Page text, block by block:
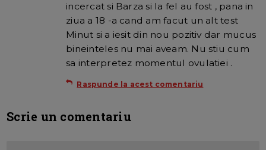
incercat si Barza si la fel au fost , pana in
ziua a 18 -a cand am facut un alt test
Minut si a iesit din nou pozitiv dar mucus
bineinteles nu mai aveam. Nu stiu cum
sa interpretez momentul ovulatiei .
Raspunde la acest comentariu
Scrie un comentariu